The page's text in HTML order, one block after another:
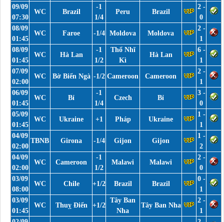
09/09
07:30
WC Brazil
-1
1/4
Peru Brazil
2 -
0
08/09
01:45
WC Faroe -1/4 Moldova Moldova
2 -
1
08/09
01:45
WC Hà Lan
-1
1/2
Thổ Nhĩ
Kì
Hà Lan
6 -
1
07/09
02:00
WC Bờ Biển Ngà -1/2 Cameroon Cameroon
2 -
1
06/09
01:45
WC Bỉ
-1
1/4
Czech Bỉ
3 -
0
05/09
01:45
WC Ukraine +1 Pháp Ukraine
1 -
1
04/09
02:00
TBNB Girona -1/4 Gijon Gijon
1 -
2
04/09
02:00
WC Cameroon
-1
1/2
Malawi Malawi
2 -
0
03/09
08:00
WC Chile +1/2 Brazil Brazil
0 -
1
03/09
01:45
WC Thuỵ Điển +1/2
Tây Ban
Nha
Tây Ban Nha
2 -
1